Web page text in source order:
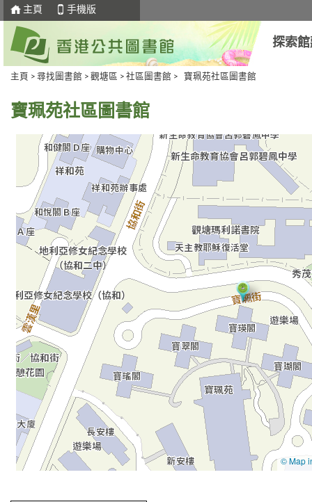
主頁 手機版
探索
主頁 > 尋找圖書館 > 觀塘區 > 社區圖書館 > 寶珮苑社區圖書館
寶珮苑社區圖書館
去標籤內容
去前一個標籤
下
籤
Skip
to
select